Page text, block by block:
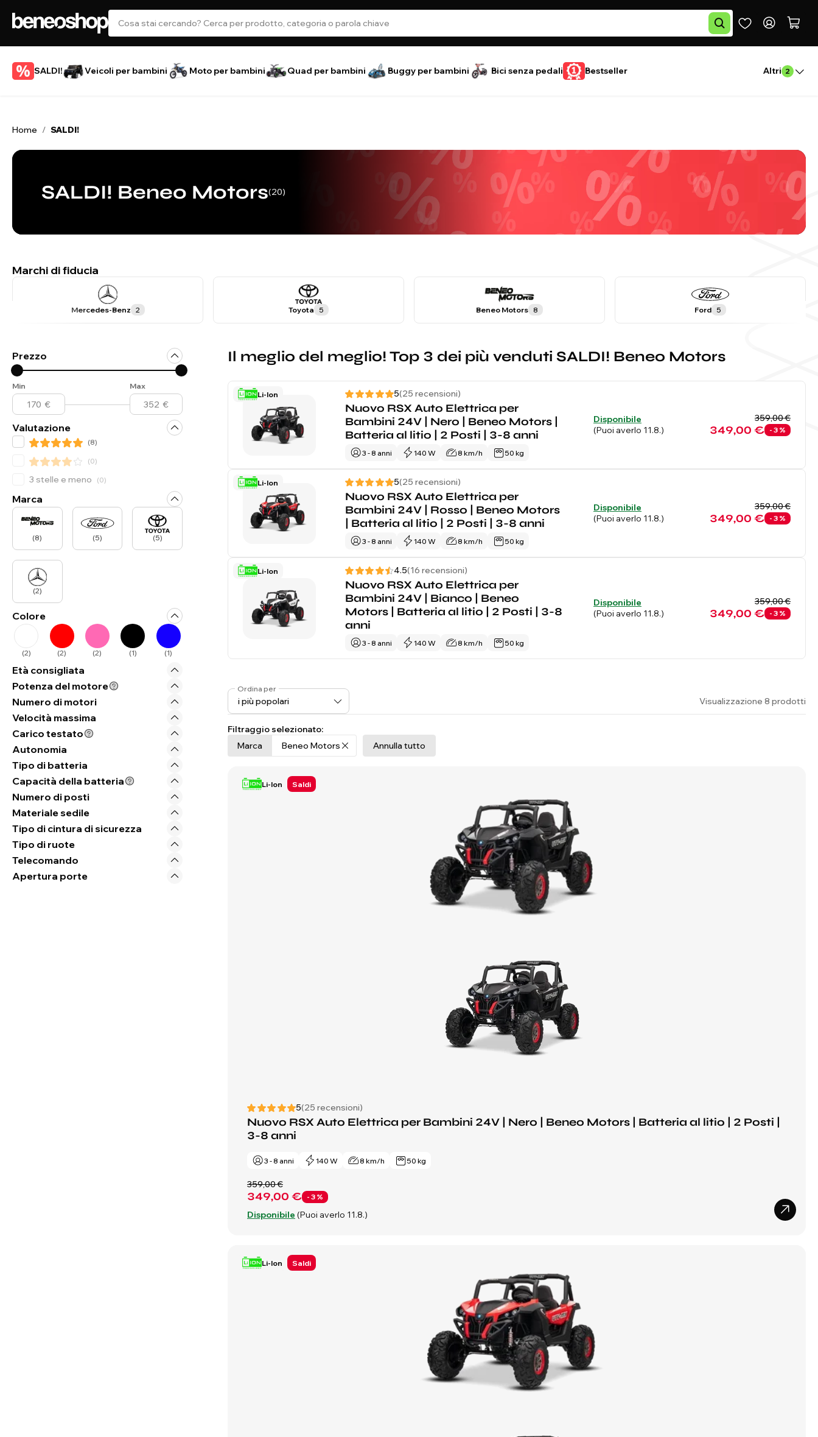
SALDI! Veicoli per bambini Moto per bambini Quad per bambini Buggy per bambini Bici senza pedali Bestseller Altri 2
Home / SALDI!
SALDI! Beneo Motors(20)
Marchi di fiducia
Mercedes-Benz 2 Toyota 5 Beneo Motors 8 Ford 5
Prezzo
Min Max
Valutazione
(8)
(0)
3 stelle e meno (0)
Marca
(8) (5) (5)
(2)
Colore
(2) (2) (2) (1) (1)
Età consigliata
Potenza del motore
Numero di motori
Velocità massima
Carico testato
Autonomia
Tipo di batteria
Capacità della batteria
Numero di posti
Materiale sedile
Tipo di cintura di sicurezza
Tipo di ruote
Telecomando
Apertura porte
Il meglio del meglio! Top 3 dei più venduti SALDI! Beneo Motors
Li-Ion 5(25 recensioni)
Nuovo RSX Auto Elettrica per
Bambini 24V | Nero | Beneo Motors |
Batteria al litio | 2 Posti | 3-8 anni
3 - 8 anni 140 W 8 km/h 50 kg
349,00 € - 3 %
359,00 €
Disponibile
(Puoi averlo 11.8.)
Li-Ion 5(25 recensioni)
Nuovo RSX Auto Elettrica per
Bambini 24V | Rosso | Beneo Motors
| Batteria al litio | 2 Posti | 3-8 anni
3 - 8 anni 140 W 8 km/h 50 kg
349,00 € - 3 %
359,00 €
Disponibile
(Puoi averlo 11.8.)
Li-Ion 4.5(16 recensioni)
Nuovo RSX Auto Elettrica per
Bambini 24V | Bianco | Beneo
Motors | Batteria al litio | 2 Posti | 3-8
anni
3 - 8 anni 140 W 8 km/h 50 kg
349,00 € - 3 %
359,00 €
Disponibile
(Puoi averlo 11.8.)
Ordina per
Visualizzazione 8 prodotti
Filtraggio selezionato:
Annulla tutto
Marca Beneo Motors
Li-Ion Saldi
5(25 recensioni)
Nuovo RSX Auto Elettrica per Bambini 24V | Nero | Beneo Motors | Batteria al litio | 2 Posti |
3-8 anni
3 - 8 anni 140 W 8 km/h 50 kg
349,00 € - 3 %
359,00 €
Disponibile (Puoi averlo 11.8.)
Li-Ion Saldi